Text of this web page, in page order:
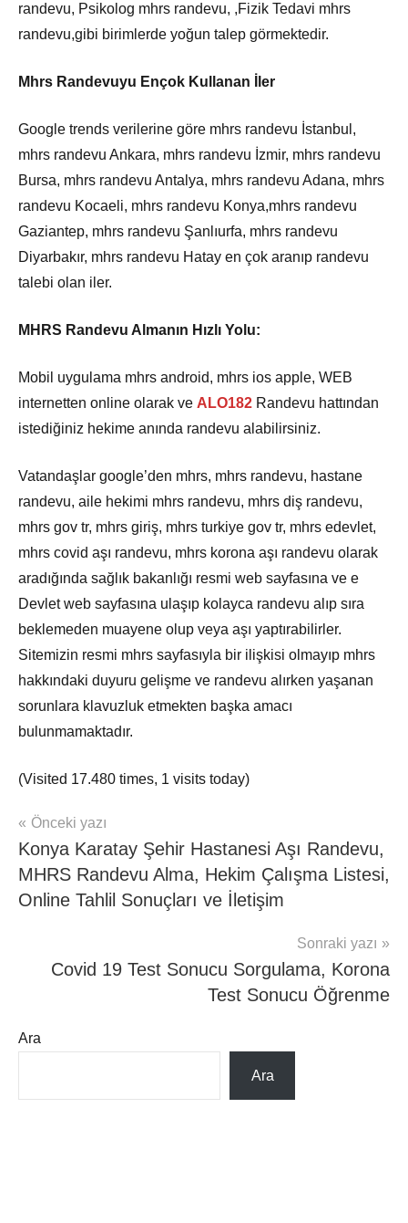
randevu, Psikolog mhrs randevu, ,Fizik Tedavi mhrs
randevu,gibi birimlerde yoğun talep görmektedir.
Mhrs Randevuyu Ençok Kullanan İler
Google trends verilerine göre mhrs randevu İstanbul,
mhrs randevu Ankara, mhrs randevu İzmir, mhrs randevu
Bursa, mhrs randevu Antalya, mhrs randevu Adana, mhrs
randevu Kocaeli, mhrs randevu Konya,mhrs randevu
Gaziantep, mhrs randevu Şanlıurfa, mhrs randevu
Diyarbakır, mhrs randevu Hatay en çok aranıp randevu
talebi olan iler.
MHRS Randevu Almanın Hızlı Yolu:
Mobil uygulama mhrs android, mhrs ios apple, WEB
internetten online olarak ve ALO182 Randevu hattından
istediğiniz hekime anında randevu alabilirsiniz.
Vatandaşlar google’den mhrs, mhrs randevu, hastane
randevu, aile hekimi mhrs randevu, mhrs diş randevu,
mhrs gov tr, mhrs giriş, mhrs turkiye gov tr, mhrs edevlet,
mhrs covid aşı randevu, mhrs korona aşı randevu olarak
aradığında sağlık bakanlığı resmi web sayfasına ve e
Devlet web sayfasına ulaşıp kolayca randevu alıp sıra
beklemeden muayene olup veya aşı yaptırabilirler.
Sitemizin resmi mhrs sayfasıyla bir ilişkisi olmayıp mhrs
hakkındaki duyuru gelişme ve randevu alırken yaşanan
sorunlara klavuzluk etmekten başka amacı
bulunmamaktadır.
(Visited 17.480 times, 1 visits today)
Şununla
etiketlenmiş:
MHRS,
aşı,
Devlet,
Mhrs
mhrs
Yazı
gezinmesi
Önceki yazı
Konya Karatay Şehir Hastanesi Aşı Randevu,
MHRS Randevu Alma, Hekim Çalışma Listesi,
Online Tahlil Sonuçları ve İletişim
Sonraki yazı
Covid 19 Test Sonucu Sorgulama, Korona
Test Sonucu Öğrenme
Ara
Ara